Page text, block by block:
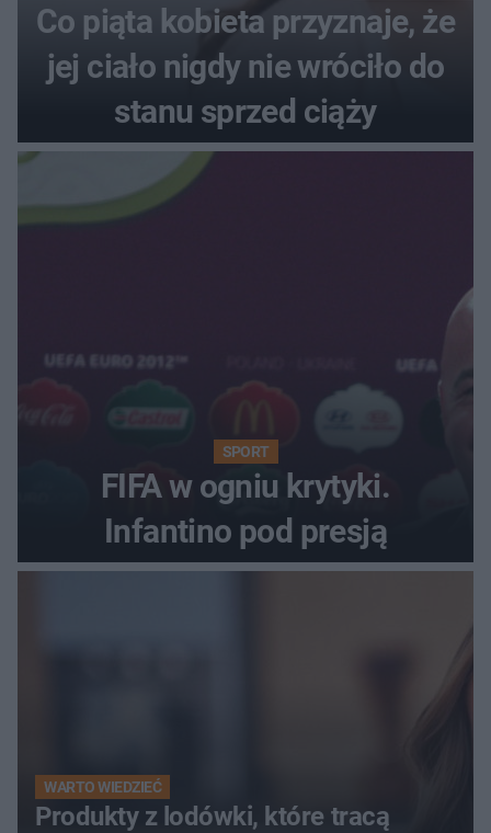
Co piąta kobieta przyznaje, że
jej ciało nigdy nie wróciło do
stanu sprzed ciąży
SPORT
FIFA w ogniu krytyki.
Infantino pod presją
WARTO WIEDZIEĆ
Produkty z lodówki, które tracą